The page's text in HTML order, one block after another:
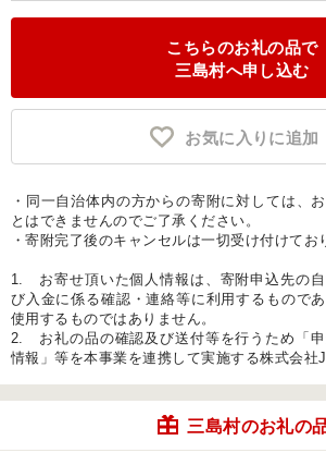
こちらのお礼の品で
三島村へ申し込む
お気に入りに追加
・同一自治体内の方からの寄附に対しては、
とはできませんのでご了承ください。
・寄附完了後のキャンセルは一切受け付けてお
1. お寄せ頂いた個人情報は、寄附申込先の
び入金に係る確認・連絡等に利用するもので
使用するものではありません。
2. お礼の品の確認及び送付等を行うため「
情報」等を本事業を連携して実施する株式会社
三島村のお礼の